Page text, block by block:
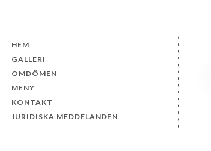
HEM
GALLERI
OMDÖMEN
MENY
KONTAKT
JURIDISKA MEDDELANDEN